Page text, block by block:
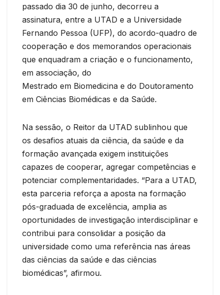
passado dia 30 de junho, decorreu a
assinatura, entre a UTAD e a Universidade
Fernando Pessoa (UFP), do acordo-quadro de
cooperação e dos memorandos operacionais
que enquadram a criação e o funcionamento,
em associação, do
Mestrado em Biomedicina e do Doutoramento
em Ciências Biomédicas e da Saúde.
Na sessão, o Reitor da UTAD sublinhou que
os desafios atuais da ciência, da saúde e da
formação avançada exigem instituições
capazes de cooperar, agregar competências e
potenciar complementaridades. “Para a UTAD,
esta parceria reforça a aposta na formação
pós-graduada de excelência, amplia as
oportunidades de investigação interdisciplinar e
contribui para consolidar a posição da
universidade como uma referência nas áreas
das ciências da saúde e das ciências
biomédicas”, afirmou.